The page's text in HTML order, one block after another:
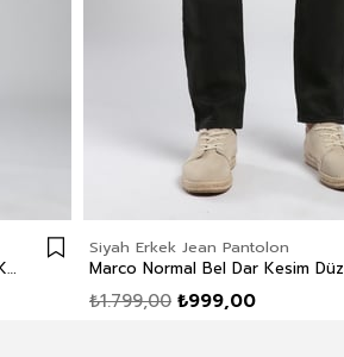
Ricky Erkek Hıgh Rıse Straıght Rahat Kesim Yüksek Bel Düz Paça Jean Pantolon Siyah
Siyah Erkek Jean Pantolon
₺999,00
₺1.799,00